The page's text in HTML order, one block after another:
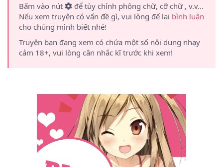
Bấm vào nút
để tùy chỉnh phông chữ, cỡ chữ , v.v...
Nếu xem truyện có vấn đề gì, vui lòng để lại bình luận
cho chúng mình biết nhé!
Truyện bạn đang xem có chứa một số nội dung nhạy
cảm 18+, vui lòng cân nhắc kĩ trước khi xem!